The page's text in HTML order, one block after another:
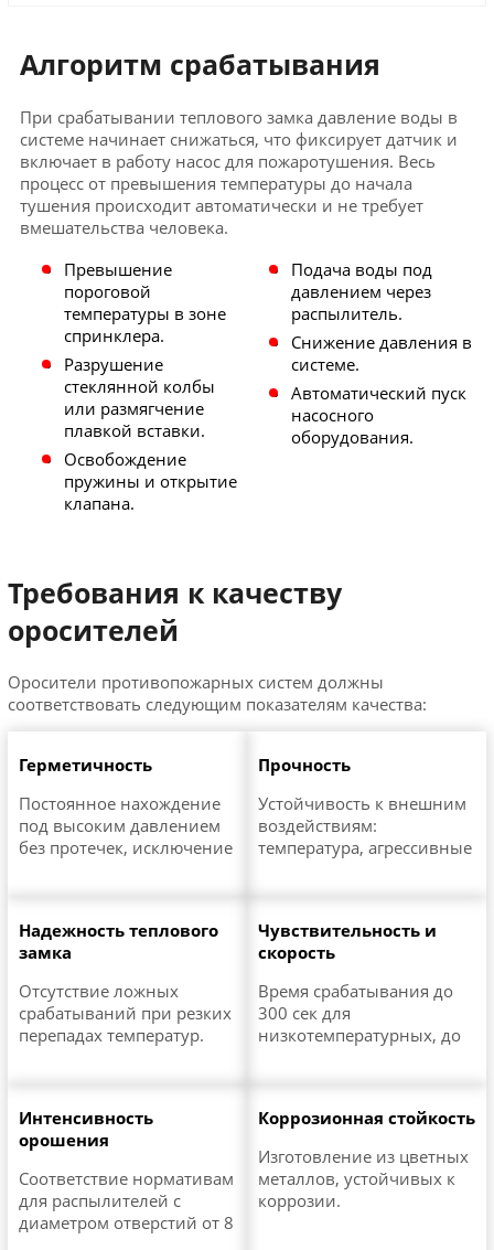
Алгоритм срабатывания
При срабатывании теплового замка давление воды в
системе начинает снижаться, что фиксирует датчик и
включает в работу насос для пожаротушения. Весь
процесс от превышения температуры до начала
тушения происходит автоматически и не требует
вмешательства человека.
Превышение
пороговой
температуры в зоне
спринклера.
Разрушение
стеклянной колбы
или размягчение
плавкой вставки.
Освобождение
пружины и открытие
клапана.
Подача воды под
давлением через
распылитель.
Снижение давления в
системе.
Автоматический пуск
насосного
оборудования.
Требования к качеству
оросителей
Оросители противопожарных систем должны
соответствовать следующим показателям качества:
Герметичность
Постоянное нахождение
под высоким давлением
без протечек, исключение
Прочность
Устойчивость к внешним
воздействиям:
температура, агрессивные
Надежность теплового
замка
Отсутствие ложных
срабатываний при резких
перепадах температур.
Чувствительность и
скорость
Время срабатывания до
300 сек для
низкотемпературных, до
Интенсивность
орошения
Соответствие нормативам
для распылителей с
диаметром отверстий от 8
Коррозионная стойкость
Изготовление из цветных
металлов, устойчивых к
коррозии.